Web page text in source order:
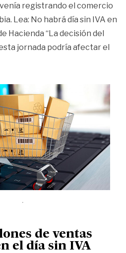
registrando el comercio
Lea: No habrá día sin IVA en
Hacienda “La decisión del
jornada podría afectar el
de ventas
el día sin IVA